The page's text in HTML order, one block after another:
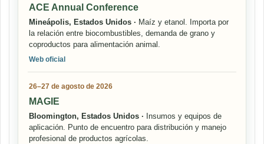
ACE Annual Conference
Mineápolis, Estados Unidos · Maíz y etanol. Importa por
la relación entre biocombustibles, demanda de grano y
coproductos para alimentación animal.
Web oficial
26–27 de agosto de 2026
MAGIE
Bloomington, Estados Unidos · Insumos y equipos de
aplicación. Punto de encuentro para distribución y manejo
profesional de productos agrícolas.